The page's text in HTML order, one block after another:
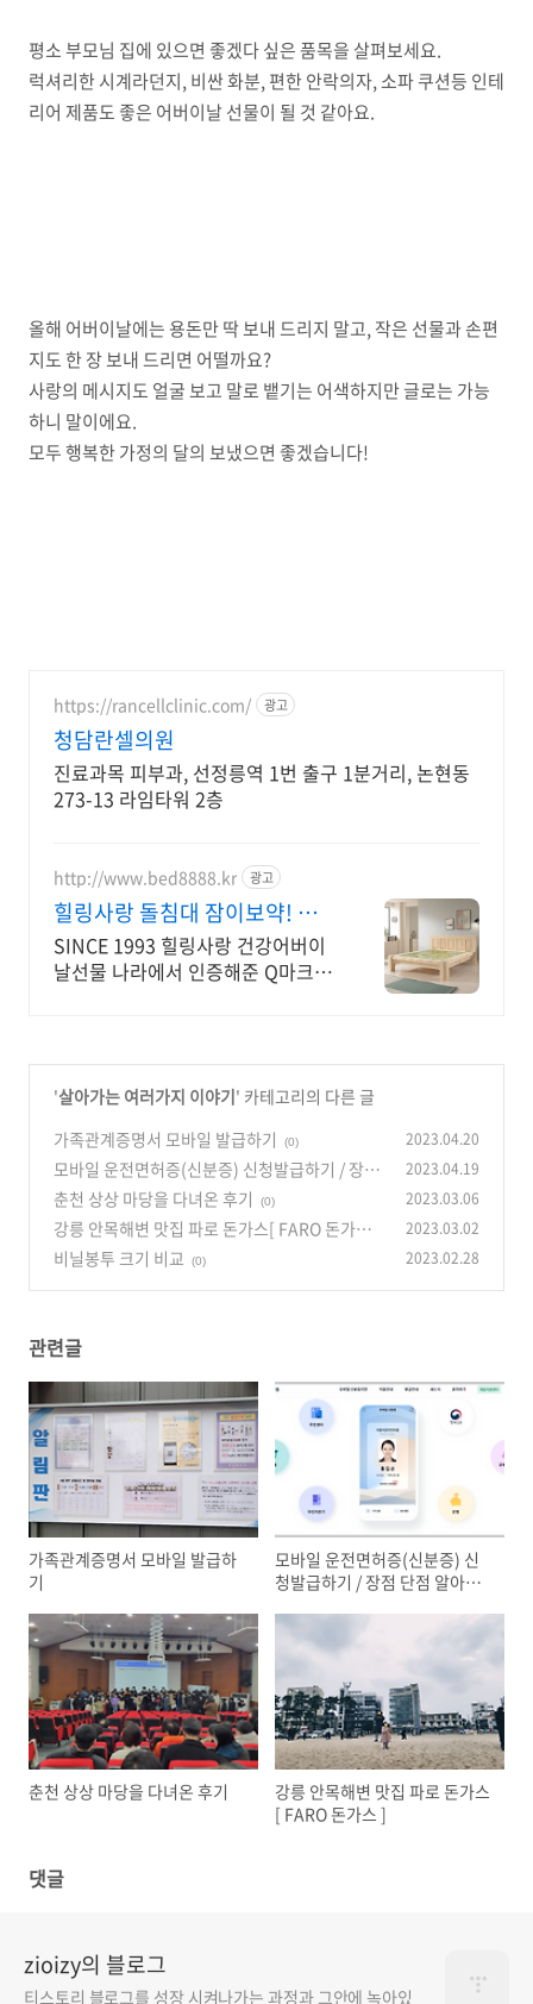
평소 부모님 집에 있으면 좋겠다 싶은 품목을 살펴보세요.
럭셔리한 시계라던지, 비싼 화분, 편한 안락의자, 소파 쿠션등 인테
리어 제품도 좋은 어버이날 선물이 될 것 같아요.
올해 어버이날에는 용돈만 딱 보내 드리지 말고, 작은 선물과 손편
지도 한 장 보내 드리면 어떨까요?
사랑의 메시지도 얼굴 보고 말로 뱉기는 어색하지만 글로는 가능
하니 말이에요.
모두 행복한 가정의 달의 보냈으면 좋겠습니다!
https://rancellclinic.com/ 광고
청담란셀의원
진료과목 피부과, 선정릉역 1번 출구 1분거리, 논현동
273-13 라임타워 2층
http://www.bed8888.kr 광고
힐링사랑 돌침대 잠이보약! 유
튜브 돌침대TV 운영!
SINCE 1993 힐링사랑 건강어버이
날선물 나라에서 인증해준 Q마크 안
'살아가는 여러가지 이야기' 카테고리의 다른 글
가족관계증명서 모바일 발급하기
(0) 2023.04.20
모바일 운전면허증(신분증) 신청발급하기 / 장점
단점 알아보기 (0)
2023.04.19
춘천 상상 마당을 다녀온 후기 (0) 2023.03.06
강릉 안목해변 맛집 파로 돈가스[ FARO 돈가스 ]
(0)
2023.03.02
비닐봉투 크기 비교 (0) 2023.02.28
관련글
가족관계증명서 모바일 발급하
기
모바일 운전면허증(신분증) 신
청발급하기 / 장점 단점 알아보
춘천 상상 마당을 다녀온 후기
강릉 안목해변 맛집 파로 돈가스
[ FARO 돈가스 ]
댓글
zioizy의 블로그
티스토리 블로그를 성장 시켜나가는 과정과 그안에 녹아있